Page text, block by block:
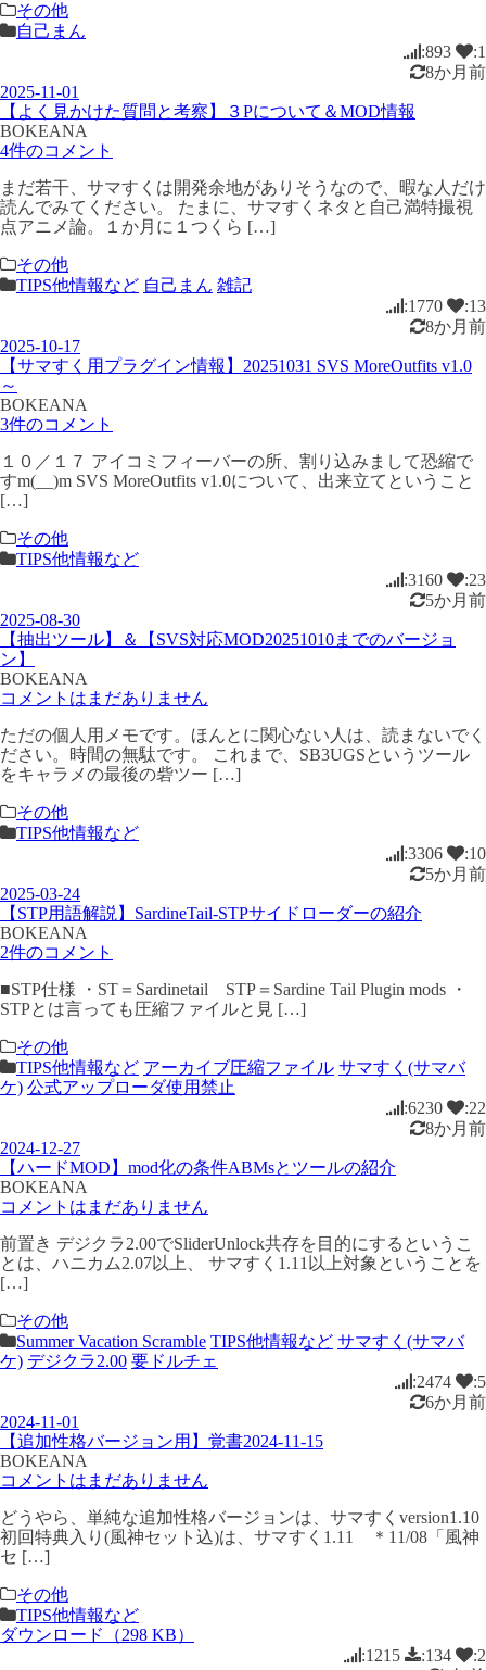
その他
自己まん
:893
:1
8か月前
2025-11-01
【よく見かけた質問と考察】３Pについて＆MOD情報
BOKEANA
4件のコメント
まだ若干、サマすくは開発余地がありそうなので、暇な人だけ
読んでみてください。 たまに、サマすくネタと自己満特撮視
点アニメ論。１か月に１つくら […]
その他
TIPS他情報など 自己まん 雑記
:1770
:13
8か月前
2025-10-17
【サマすく用プラグイン情報】20251031 SVS MoreOutfits v1.0
～
BOKEANA
3件のコメント
１０／１７ アイコミフィーバーの所、割り込みまして恐縮で
すm(__)m SVS MoreOutfits v1.0について、出来立てということ
[…]
その他
TIPS他情報など
:3160
:23
5か月前
2025-08-30
【抽出ツール】＆【SVS対応MOD20251010までのバージョ
ン】
BOKEANA
コメントはまだありません
ただの個人用メモです。ほんとに関心ない人は、読まないでく
ださい。時間の無駄です。 これまで、SB3UGSというツール
をキャラメの最後の砦ツー […]
その他
TIPS他情報など
:3306
:10
5か月前
2025-03-24
【STP用語解説】SardineTail-STPサイドローダーの紹介
BOKEANA
2件のコメント
■STP仕様 ・ST＝Sardinetail STP＝Sardine Tail Plugin mods ・
STPとは言っても圧縮ファイルと見 […]
その他
TIPS他情報など アーカイブ圧縮ファイル サマすく(サマバ
ケ) 公式アップローダ使用禁止
:6230
:22
8か月前
2024-12-27
【ハードMOD】mod化の条件ABMsとツールの紹介
BOKEANA
コメントはまだありません
前置き デジクラ2.00でSliderUnlock共存を目的にするというこ
とは、ハニカム2.07以上、 サマすく1.11以上対象ということを
[…]
その他
Summer Vacation Scramble TIPS他情報など サマすく(サマバ
ケ) デジクラ2.00 要ドルチェ
:2474
:5
6か月前
2024-11-01
【追加性格バージョン用】覚書2024-11-15
BOKEANA
コメントはまだありません
どうやら、単純な追加性格バージョンは、サマすくversion1.10
初回特典入り(風神セット込)は、サマすく1.11 ＊11/08「風神
セ […]
その他
TIPS他情報など
ダウンロード（298 KB）
:1215
:134
:2